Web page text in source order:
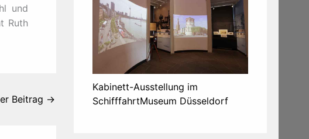
und
Ruth
Beitrag →
Kabinett-Ausstellung im
SchifffahrtMuseum Düsseldorf